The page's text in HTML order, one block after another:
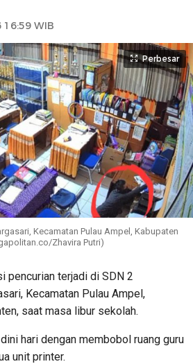
WIB
Perbesar
Kecamatan Pulau Ampel, Kabupaten
Zhavira Putri)
pencurian terjadi di SDN 2
Kecamatan Pulau Ampel,
saat masa libur sekolah.
hari dengan membobol ruang guru
unit printer.